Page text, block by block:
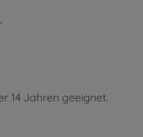
14 Jahren geeignet.